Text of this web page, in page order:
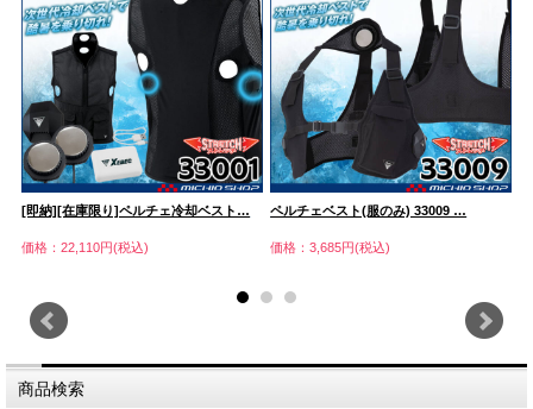
[即納][在庫限り]ペルチェ冷却ベスト…
価格：22,110円(税込)
ペルチェベスト(服のみ) 33009 …
価格：3,685円(税込)
商品検索